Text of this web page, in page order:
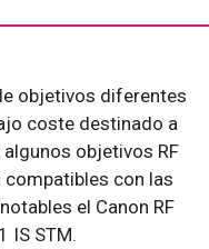
objetivos diferentes
coste destinado a
objetivos RF
con las
el Canon RF
IS STM.